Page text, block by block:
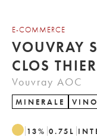
E-COMMERCE
VOUVRAY
Vouvray AOC
MINERALE
13% 0.75 L